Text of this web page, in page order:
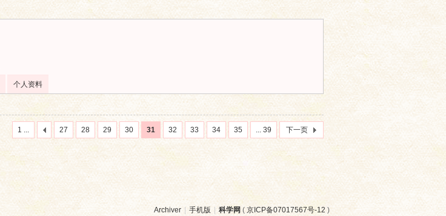
个人资料
1 ... 27 28 29 30 31 32 33 34 35 ... 39 下一页
Archiver 手机版 科学网 ( 京ICP备07017567号-12 )